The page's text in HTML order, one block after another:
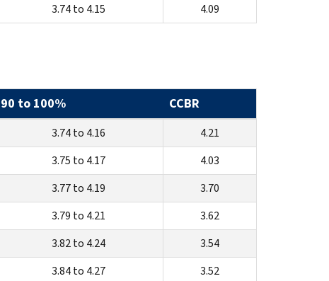
3.74 to 4.15 4.09
90 to 100% CCBR
3.74 to 4.16
4.21
3.75 to 4.17
4.03
3.77 to 4.19
3.70
3.79 to 4.21
3.62
3.82 to 4.24
3.54
3.84 to 4.27
3.52